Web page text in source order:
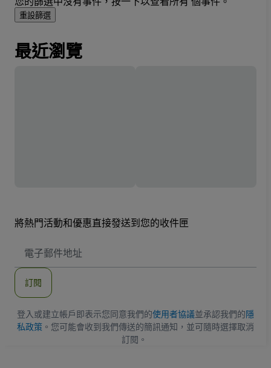
重設篩選
最近瀏覽
將熱門活動和優惠直接發送到您的收件匣
子
地
訂閱
登入或建立帳戶即表示您同意我們的使用者協議並承認我們的隱
私政策 。您可能會收到我們傳送的簡訊通知，並可隨時選擇取消
訂閱。